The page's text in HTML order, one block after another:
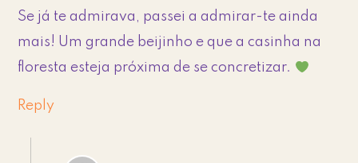
Se já te admirava, passei a admirar-te ainda
mais! Um grande beijinho e que a casinha na
floresta esteja próxima de se concretizar.
Reply